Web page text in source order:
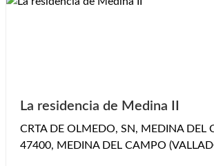
La residencia de Medina II
CRTA DE OLMEDO, SN, MEDINA DEL
47400, MEDINA DEL CAMPO